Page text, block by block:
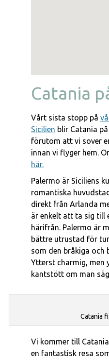
Catania
Vårt sista stopp på
Sicilien blir Catania
förutom att vi sover
innan vi flyger hem.
här.
Palermo är Siciliens
romantiska
direkt från Arlanda
är enkelt att ta sig till
härifrån. Palermo är
bättre utrustad för
som den bråkiga och
Ytterst charmig, men
kantstött om man
Catania
Vi kommer till
en fantastisk resa